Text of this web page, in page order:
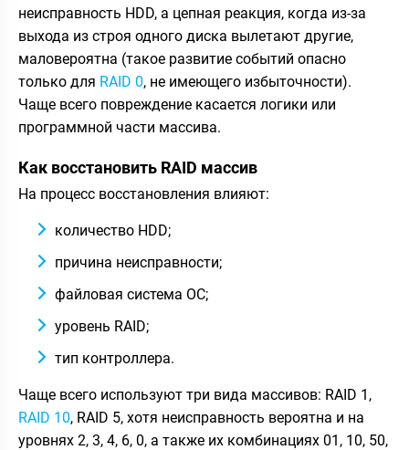
неисправность HDD, а цепная реакция, когда из-за
выхода из строя одного диска вылетают другие,
маловероятна (такое развитие событий опасно
только для RAID 0, не имеющего избыточности).
Чаще всего повреждение касается логики или
программной части массива.
Как восстановить RAID массив
На процесс восстановления влияют:
количество HDD;
причина неисправности;
файловая система ОС;
уровень RAID;
тип контроллера.
Чаще всего используют три вида массивов: RAID 1,
RAID 10, RAID 5, хотя неисправность вероятна и на
уровнях 2, 3, 4, 6, 0, а также их комбинациях 01, 10, 50,